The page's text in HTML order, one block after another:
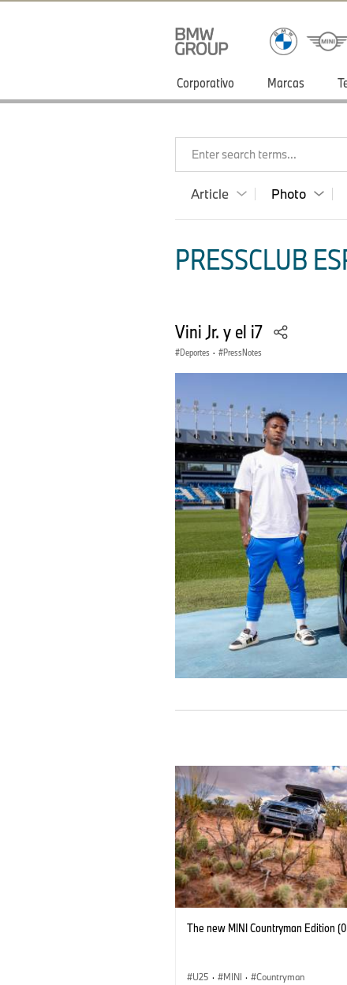
Corporativo Marcas
Enter search terms...
Article Photo
PRESSCLUB
Vini Jr. y el i7
Deportes · PressNotes
The new MINI Countryman Edition
U25 · MINI · Countryman